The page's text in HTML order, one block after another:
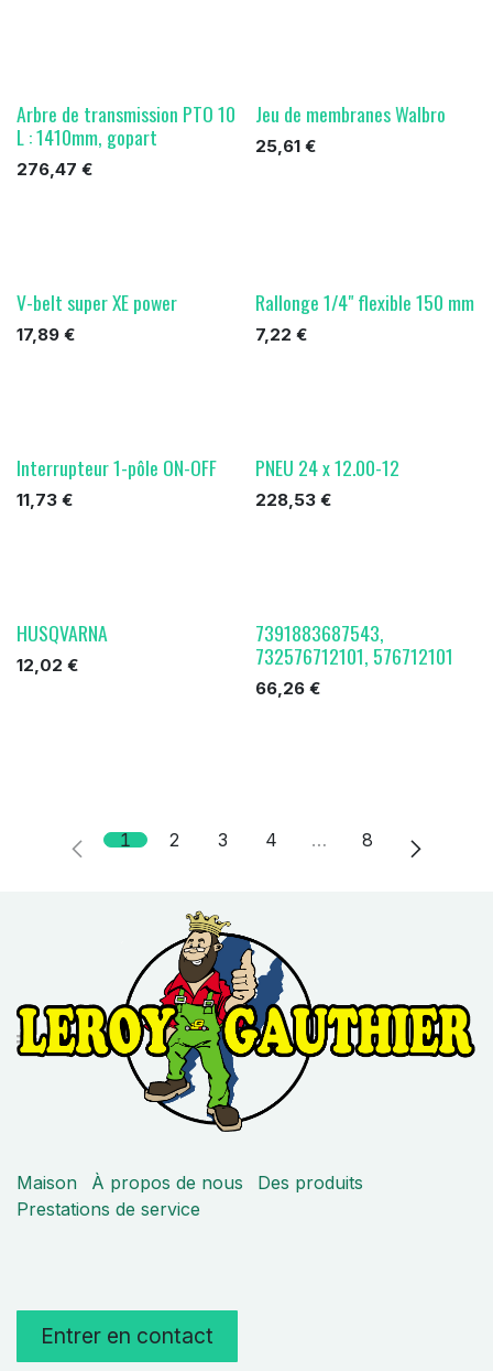
Arbre de transmission PTO 10
L : 1410mm, gopart
276,47 €
Jeu de membranes Walbro
25,61€
V-belt super XE power
17,89 €
Rallonge 1/4" flexible 150 mm
7,22 €
Interrupteur 1-pôle ON-OFF
11,73 €
PNEU 24 x 12.00-12
228,53€
HUSQVARNA
12,02 €
7391883687543,
732576712101, 576712101
66,26€
1 2 3 4 … 8
Maison À propos de nous
Des produits
Prestations de service
Entrer en contact